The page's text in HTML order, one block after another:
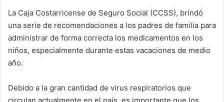
La Caja Costarricense de Seguro Social (CCSS), brindó
una serie de recomendaciones a los padres de familia para
administrar de forma correcta los medicamentos en los
niños, especialmente durante estas vacaciones de medio
año.
Debido a la gran cantidad de virus respiratorios que